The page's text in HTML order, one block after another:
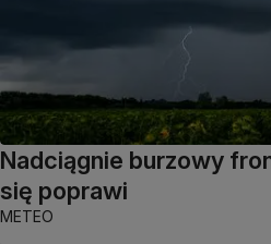
Nadciągnie burzowy
się poprawi
METEO